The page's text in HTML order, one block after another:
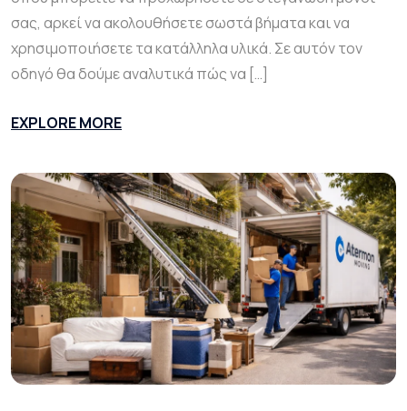
σας, αρκεί να ακολουθήσετε σωστά βήματα και να
χρησιμοποιήσετε τα κατάλληλα υλικά. Σε αυτόν τον
οδηγό θα δούμε αναλυτικά πώς να […]
EXPLORE MORE